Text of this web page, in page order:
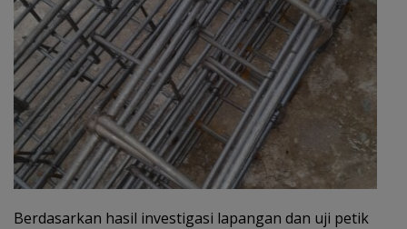
Berdasarkan hasil investigasi lapangan dan uji petik